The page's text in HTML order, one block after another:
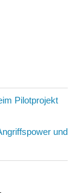
Pilotprojekt
und